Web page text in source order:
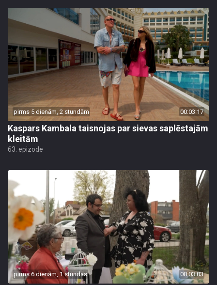
pirms 5 dienām, 2 stundām 00:03:17
Kaspars Kambala taisnojas par sievas saplēstajām
kleitām
63. epizode
pirms 6 dienām, 1 stundas 00:03:03